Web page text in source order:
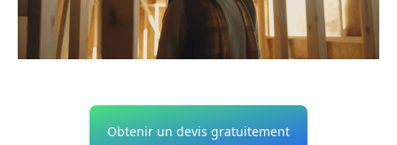
Obtenir un devis gratuitement